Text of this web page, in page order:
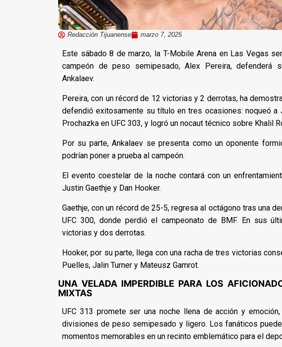
Redacción Tijuanense marzo 7, 2025
Este sábado 8 de marzo, la T-Mobile Arena en Las Vegas
campeón de peso semipesado, Alex Pereira, defenderá
Ankalaev.
Pereira, con un récord de 12 victorias y 2 derrotas, ha
defendió exitosamente su título en tres ocasiones: noqueó a
Prochazka en UFC 303, y logró un nocaut técnico sobre Khalil
Por su parte, Ankalaev se presenta como un oponente
podrían poner a prueba al campeón.
El evento coestelar de la noche contará con un
Justin Gaethje y Dan Hooker.
Gaethje, con un récord de 25-5, regresa al octágono tras una
UFC 300, donde perdió el campeonato de BMF. En sus
victorias y dos derrotas.
Hooker, por su parte, llega con una racha de tres victorias
Puelles, Jalin Turner y Mateusz Gamrot.
UNA VELADA IMPERDIBLE PARA LOS
MIXTAS
UFC 313 promete ser una noche llena de acción y
divisiones de peso semipesado y ligero. Los fanáticos
momentos memorables en un recinto emblemático para el